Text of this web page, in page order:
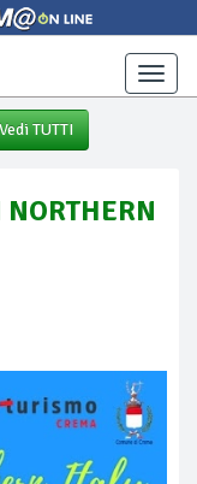
Toggle
TUTTI